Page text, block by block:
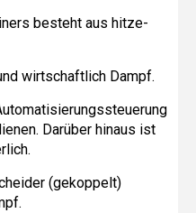
besteht aus hitze-
wirtschaftlich Dampf.
Darüber hinaus ist
(gekoppelt)